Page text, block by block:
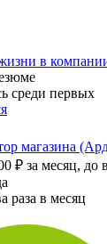
в
среди первых
магазина
₽ за месяц, до
раза в месяц